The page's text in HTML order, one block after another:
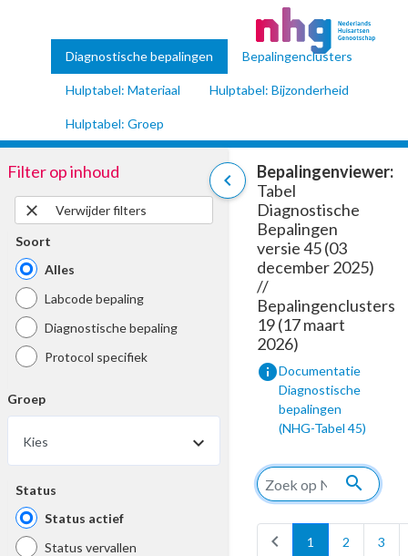
Diagnostische bepalingen Bepalingenclusters
Hulptabel: Materiaal Hulptabel: Bijzonderheid
Hulptabel: Groep
chevron_left
Filter op inhoud
close
Verwijder filters
Soort
Alles
Labcode bepaling
Diagnostische bepaling
Protocol specifiek
Groep
Kies
Status
Status actief
Status vervallen
Bepalingenviewer:
Tabel
Diagnostische
Bepalingen
versie 45 (03
december 2025)
//
Bepalingenclusters
19 (17 maart
2026)
infoDocumentatie
Diagnostische
bepalingen
(NHG-Tabel 45)
search
chevron_left 1 2 3